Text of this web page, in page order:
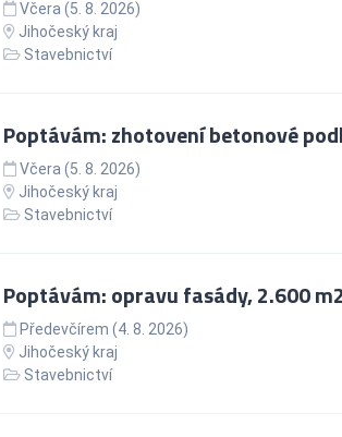
Včera (5. 8. 2026)
Jihočeský kraj
Stavebnictví
Poptávám: zhotovení betonové
Včera (5. 8. 2026)
Jihočeský kraj
Stavebnictví
Poptávám: opravu fasády, 2.600
Předevčírem (4. 8. 2026)
Jihočeský kraj
Stavebnictví